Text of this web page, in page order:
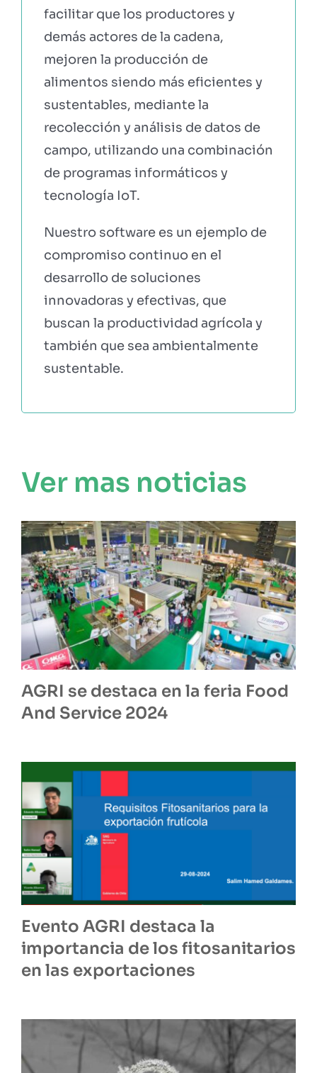
facilitar que los productores y
demás actores de la cadena,
mejoren la producción de
alimentos siendo más eficientes y
sustentables, mediante la
recolección y análisis de datos de
campo, utilizando una combinación
de programas informáticos y
tecnología IoT.
Nuestro software es un ejemplo de
compromiso continuo en el
desarrollo de soluciones
innovadoras y efectivas, que
buscan la productividad agrícola y
también que sea ambientalmente
sustentable.
Ver mas noticias
AGRI se destaca en la feria Food
And Service 2024
Evento AGRI destaca la
importancia de los fitosanitarios
en las exportaciones